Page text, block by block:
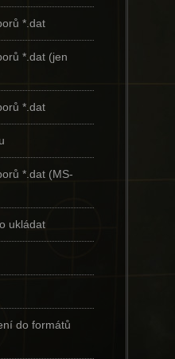
*.dat
*.dat (jen
*.dat
*.dat (MS-
ukládat
do formátů